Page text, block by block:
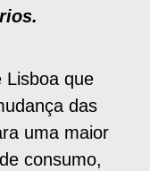
Lisboa que
das
uma maior
consumo,